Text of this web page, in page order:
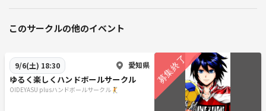
このサークルの他のイベント
9/6(土) 18:30 愛知県
ゆるく楽しくハンドボールサークル
OIDEYASU plusハンドボールサークル🤾